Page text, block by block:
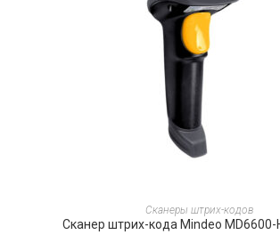
ПОДРОБНЕЕ
Сканеры штрих-кодов
Сканер штрих-кода Mindeo MD6600-